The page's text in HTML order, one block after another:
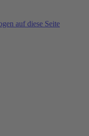
auf diese Seite